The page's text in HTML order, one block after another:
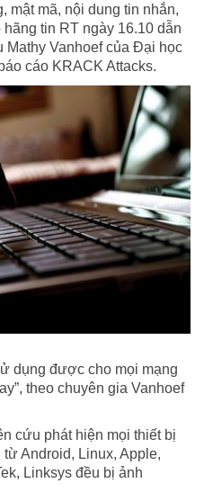
mật mã, nội dung tin nhắn,
tin RT ngày 16.10 dẫn
Mathy Vanhoef của Đại học
cáo KRACK Attacks.
dụng được cho mọi mạng
theo chuyên gia Vanhoef
cứu phát hiện mọi thiết bị
Android, Linux, Apple,
Linksys đều bị ảnh